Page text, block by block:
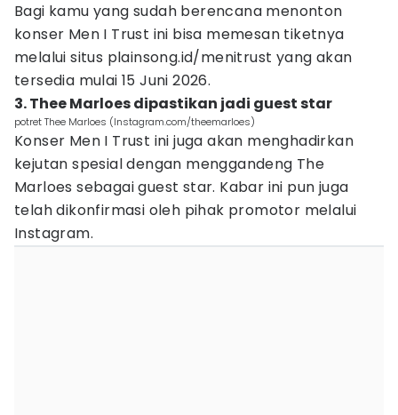
Bagi kamu yang sudah berencana menonton
konser Men I Trust ini bisa memesan tiketnya
melalui situs plainsong.id/menitrust yang akan
tersedia mulai 15 Juni 2026.
3. Thee Marloes dipastikan jadi guest star
potret Thee Marloes (Instagram.com/theemarloes)
Konser Men I Trust ini juga akan menghadirkan
kejutan spesial dengan menggandeng The
Marloes sebagai guest star. Kabar ini pun juga
telah dikonfirmasi oleh pihak promotor melalui
Instagram.